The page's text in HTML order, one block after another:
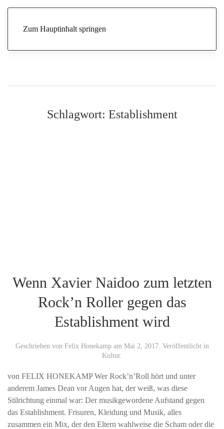
Zum Hauptinhalt springen
Schlagwort: Establishment
Wenn Xavier Naidoo zum letzten
Rock’n Roller gegen das
Establishment wird
Geschrieben von Felix Honekampam Mai 2, 2017. Veröffentlicht in
Kultur.
von FELIX HONEKAMP Wer Rock’n’Roll hört und unter
anderem James Dean vor Augen hat, der weiß, was diese
Stilrichtung einmal war: Der musikgewordene Aufstand gegen
das Establishment. Frisuren, Kleidung und Musik, alles
zusammen ein Mix, der den Eltern wahlweise die Scham oder die